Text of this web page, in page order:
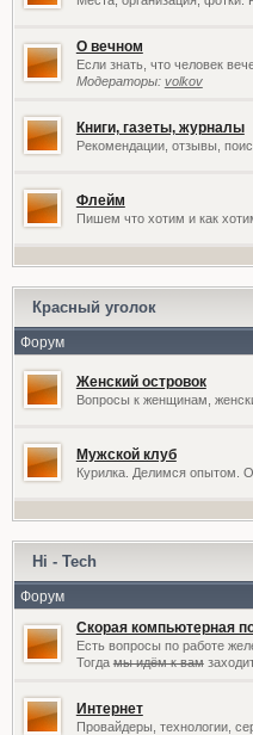
О вечном
Если знать, что человек
Модераторы: volkov
Книги, газеты, журналы
Рекомендации, отзывы,
Флейм
Пишем что хотим и как
Красный уголок
Форум
Женский островок
Вопросы к женщинам,
Мужской клуб
Курилка. Делимся опытом.
Hi - Tech
Форум
Скорая компьютерная
Есть вопросы по работе
Тогдамы идём к вам
Интернет
Провайдеры, технологии,